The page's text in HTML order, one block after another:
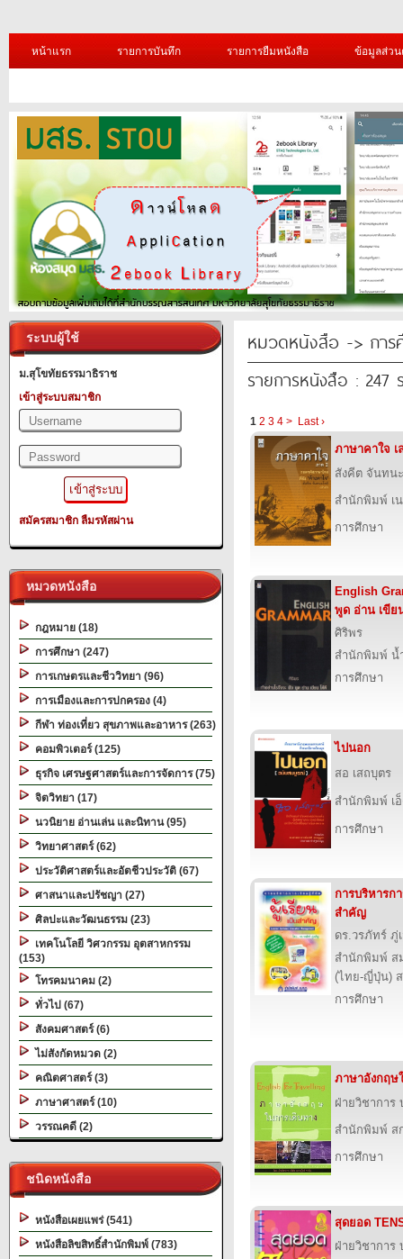
หน้าแรก รายการบันทึก รายการยืมหนังสือ ข้อมูลส่ว
ระบบผู้ใช้
ม.สุโขทัยธรรมาธิราช
เข้าสู่ระบบสมาชิก
สมัครสมาชิก ลืมรหัสผ่าน
หมวดหนังสือ
กฎหมาย (18)
การศึกษา (247)
การเกษตรและชีววิทยา (96)
การเมืองและการปกครอง (4)
กีฬา ท่องเที่ยว สุขภาพและอาหาร (263)
คอมพิวเตอร์ (125)
ธุรกิจ เศรษฐศาสตร์และการจัดการ (75)
จิตวิทยา (17)
นวนิยาย อ่านเล่น และนิทาน (95)
วิทยาศาสตร์ (62)
ประวัติศาสตร์และอัตชีวประวัติ (67)
ศาสนาและปรัชญา (27)
ศิลปะและวัฒนธรรม (23)
เทคโนโลยี วิศวกรรม อุตสาหกรรม
(153)
โทรคมนาคม (2)
ทั่วไป (67)
สังคมศาสตร์ (6)
ไม่สังกัดหมวด (2)
คณิตศาสตร์ (3)
ภาษาศาสตร์ (10)
วรรณคดี (2)
ชนิดหนังสือ
หนังสือเผยแพร่ (541)
หนังสือลิขสิทธิ์สำนักพิมพ์ (783)
หมวดหนังสือ -> การ
รายการหนังสือ : 247
1 2 3 4 > Last ›
ภาษาคาใจ เ
สังคีต จันทน
สำนักพิมพ์ เ
การศึกษา
English
พูด อ่าน เขีย
ศิริพร
สำนักพิมพ์ น้
การศึกษา
ไปนอก
สอ เสถบุตร
สำนักพิมพ์ เอ็
การศึกษา
การบริหารก
สำคัญ
ดร.วรภัทร์ ภู่
สำนักพิมพ์ ส
(ไทย-ญี่ปุ่น)
การศึกษา
ภาษาอังกฤษ
ฝ่ายวิชาการ
สำนักพิมพ์ ส
การศึกษา
สุดยอด
ฝ่ายวิชาการ